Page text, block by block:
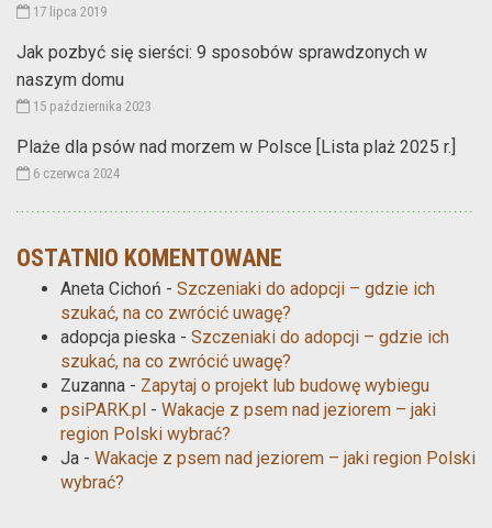
17 lipca 2019
Jak pozbyć się sierści: 9 sposobów sprawdzonych w
naszym domu
15 października 2023
Plaże dla psów nad morzem w Polsce [Lista plaż 2025 r.]
6 czerwca 2024
OSTATNIO KOMENTOWANE
Aneta Cichoń - Szczeniaki do adopcji – gdzie ich
szukać, na co zwrócić uwagę?
adopcja pieska - Szczeniaki do adopcji – gdzie ich
szukać, na co zwrócić uwagę?
Zuzanna - Zapytaj o projekt lub budowę wybiegu
psiPARK.pl - Wakacje z psem nad jeziorem – jaki
region Polski wybrać?
Ja - Wakacje z psem nad jeziorem – jaki region Polski
wybrać?